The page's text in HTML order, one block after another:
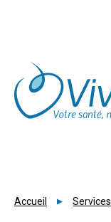
Accueil Services